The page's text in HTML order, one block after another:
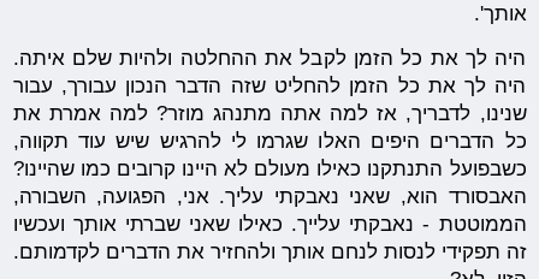
אותך'.
היה לך את כל הזמן לקבל את ההחלטה ולהיות שלם איתה.
היה לך את כל הזמן להחליט שזה הדבר הנכון עבורך, עבור
שנינו, לדבריך, אז למה אתה מתנהג מוזר? למה אמרת את
כל הדברים היפים האלו שגרמו לי להרגיש שיש עוד תקווה,
כשבפועל התנתקנו כאילו מעולם לא היינו קרובים כמו שהיינו?
האבסורד הוא, שאני נאבקתי עליך. אני, הפגועה, השבורה,
הממוטטת - נאבקתי עלייך. כאילו שאני שברתי אותך ועכשיו
זה תפקידי לנסות לנחם אותך ולהחזיר את הדברים לקדמותם.